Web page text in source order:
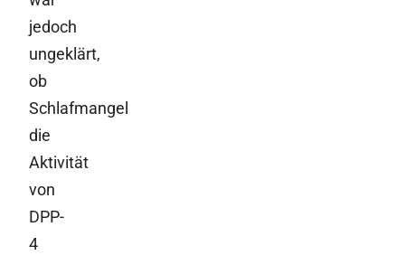
jedoch
ungeklärt,
ob
Schlafmangel
die
Aktivität
von
DPP-
4